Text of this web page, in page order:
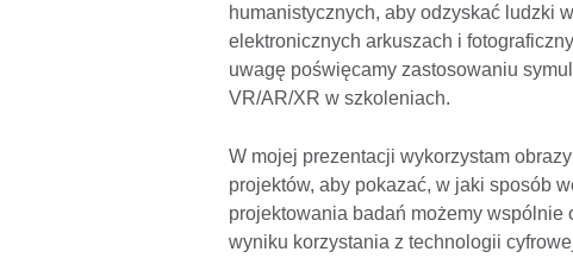
humanistycznych, aby odzyskać ludzki
elektronicznych arkuszach i
uwagę poświęcamy zastosowaniu
VR/AR/XR w szkoleniach.
W mojej prezentacji wykorzystam
projektów, aby pokazać, w jaki sposób
projektowania badań możemy wspólnie
wyniku korzystania z technologii